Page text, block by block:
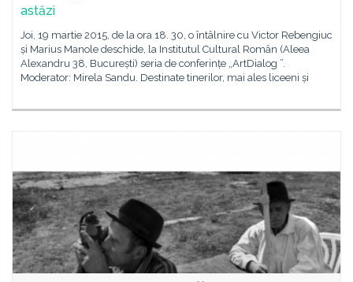
astăzi
Joi, 19 martie 2015, de la ora 18. 30, o întâlnire cu Victor Rebengiuc
și Marius Manole deschide, la Institutul Cultural Român (Aleea
Alexandru 38, București) seria de conferințe „ArtDialog ”.
Moderator: Mirela Sandu. Destinate tinerilor, mai ales liceeni și